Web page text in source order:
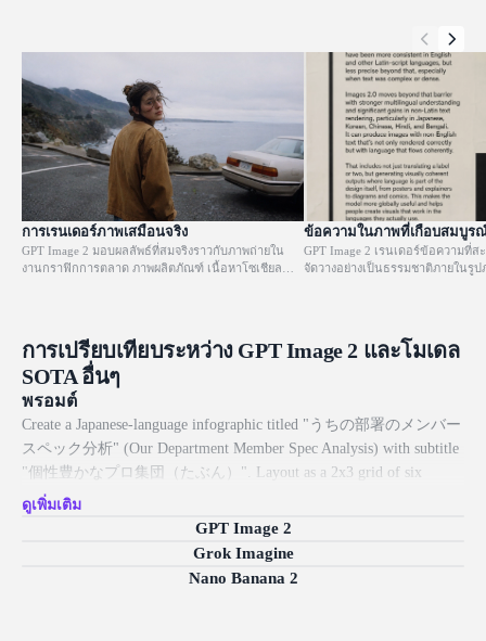
การเรนเดอร์ภาพเสมือนจริง
GPT Image 2 มอบผลลัพธ์ที่สมจริงราวกับภาพถ่ายใน
งานกราฟิกการตลาด ภาพผลิตภัณฑ์ เนื้อหาโซเชียล
พร้อมให้สีที่เป็นกลางและแม่นยำในฉากทุกประเภท
ข้อความในภาพที่เกือบสมบูร
GPT Image 2 เรนเดอร์ข้อความที่
จัดวางอย่างเป็นธรรมชาติภายในรู
การเปรียบเทียบระหว่าง GPT Image 2 และโมเดล
SOTA อื่นๆ
พรอมต์
Create a Japanese-language infographic titled "うちの部署のメンバー
スペック分析" (Our Department Member Spec Analysis) with subtitle
"個性豊かなプロ集団（たぶん）". Layout as a 2x3 grid of six
member cards on a clean white background with pastel accents and star
decorations. Each card features a cute chibi-style cartoon avatar and
includes: member name and role in Japanese, a radar chart or bar chart
ดูเพิ่มเติม
GPT Image 2
Grok Imagine
Nano Banana 2